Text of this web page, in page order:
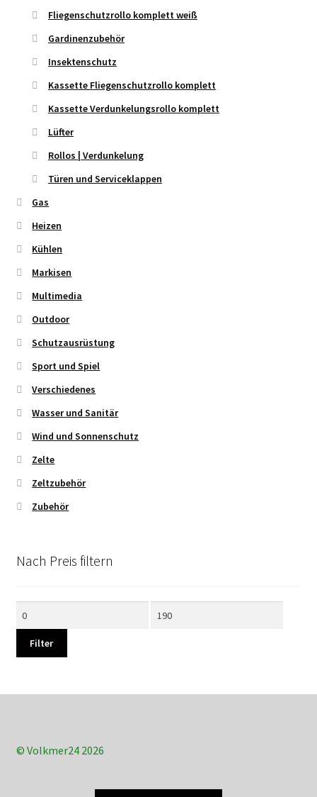
Fliegenschutzrollo komplett weiß
Gardinenzubehör
Insektenschutz
Kassette Fliegenschutzrollo komplett
Kassette Verdunkelungsrollo komplett
Lüfter
Rollos | Verdunkelung
Türen und Serviceklappen
Gas
Heizen
Kühlen
Markisen
Multimedia
Outdoor
Schutzausrüstung
Sport und Spiel
Verschiedenes
Wasser und Sanitär
Wind und Sonnenschutz
Zelte
Zeltzubehör
Zubehör
Nach Preis filtern
Filter
© Volkmer24 2026